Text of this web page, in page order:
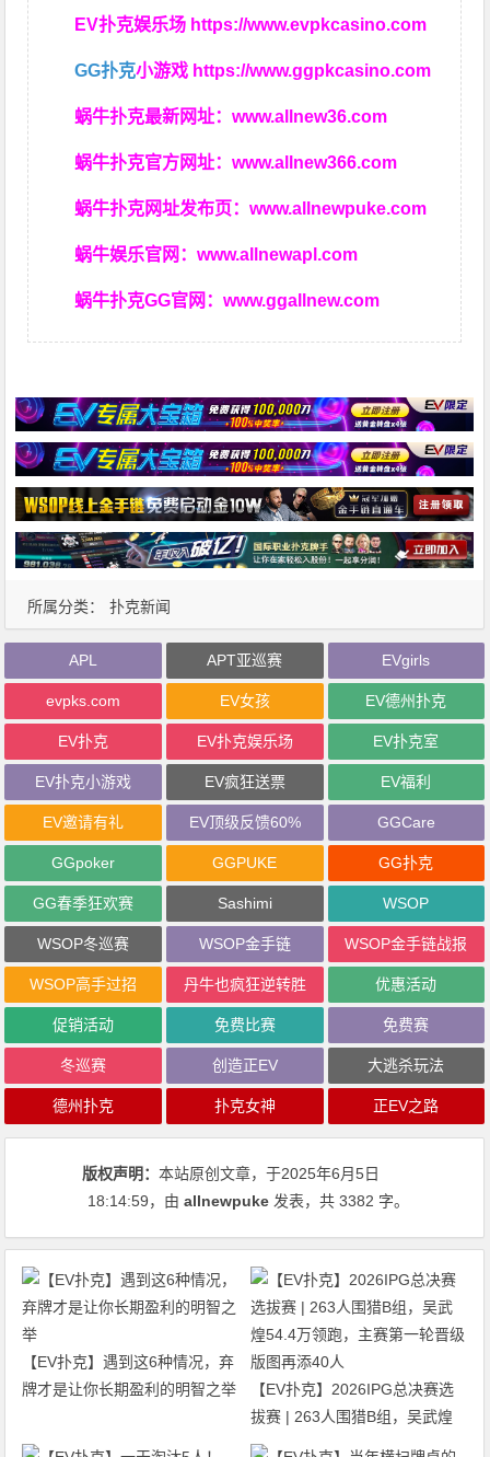
EV扑克娱乐场 https://www.evpkcasino.com
GG扑克小游戏 https://www.ggpkcasino.com
蜗牛扑克最新网址：www.allnew36.com
蜗牛扑克官方网址：www.allnew366.com
蜗牛扑克网址发布页：www.allnewpuke.com
蜗牛娱乐官网：www.allnewapl.com
蜗牛扑克GG官网：www.ggallnew.com
所属分类： 扑克新闻
APL APT亚巡赛 EVgirls
evpks.com EV女孩 EV德州扑克
EV扑克 EV扑克娱乐场 EV扑克室
EV扑克小游戏 EV疯狂送票 EV福利
EV邀请有礼 EV顶级反馈60% GGCare
GGpoker GGPUKE GG扑克
GG春季狂欢赛 Sashimi WSOP
WSOP冬巡赛 WSOP金手链 WSOP金手链战报
WSOP高手过招 丹牛也疯狂逆转胜 优惠活动
促销活动 免费比赛 免费赛
冬巡赛 创造正EV 大逃杀玩法
德州扑克 扑克女神 正EV之路
版权声明：本站原创文章，于2025年6月5日
18:14:59，由allnewpuke 发表，共 3382 字。
【EV扑克】遇到这6种情况，弃
牌才是让你长期盈利的明智之举
【EV扑克】2026IPG总决赛选
拔赛 | 263人围猎B组，吴武煌
54.4万领跑，主赛第一轮晋级版